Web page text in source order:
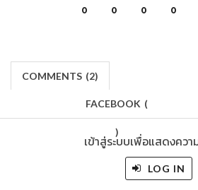
0 0 0 0
COMMENTS (2)
FACEBOOK (
)
เข้าสู่ระบบเพื่อแสดงคว
LOG IN